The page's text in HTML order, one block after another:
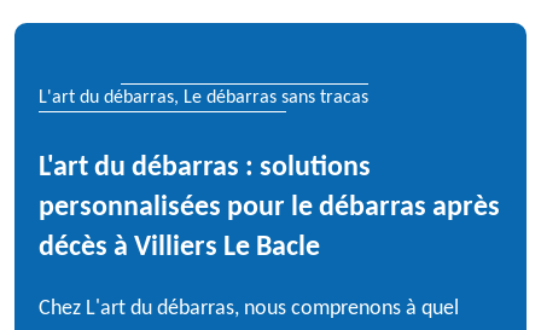
L'art du débarras, Le débarras sans tracas
L'art du débarras : solutions
personnalisées pour le débarras après
décès à Villiers Le Bacle
Chez L'art du débarras, nous comprenons à quel